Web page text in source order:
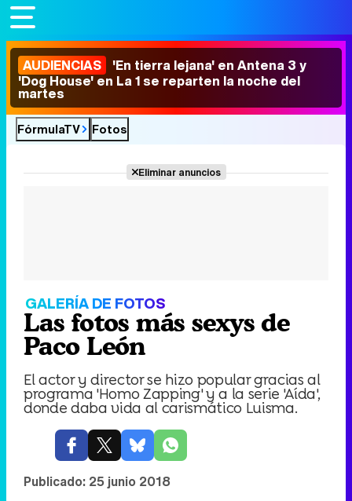
AUDIENCIAS 'En tierra lejana' en Antena 3 y
'Dog House' en La 1 se reparten la noche del
martes
FórmulaTV Fotos
Eliminar anuncios
GALERÍA DE FOTOS
Las fotos más sexys de
Paco León
El actor y director se hizo popular gracias al
programa 'Homo Zapping' y a la serie 'Aída',
donde daba vida al carismático Luisma.
Publicado: 25 junio 2018